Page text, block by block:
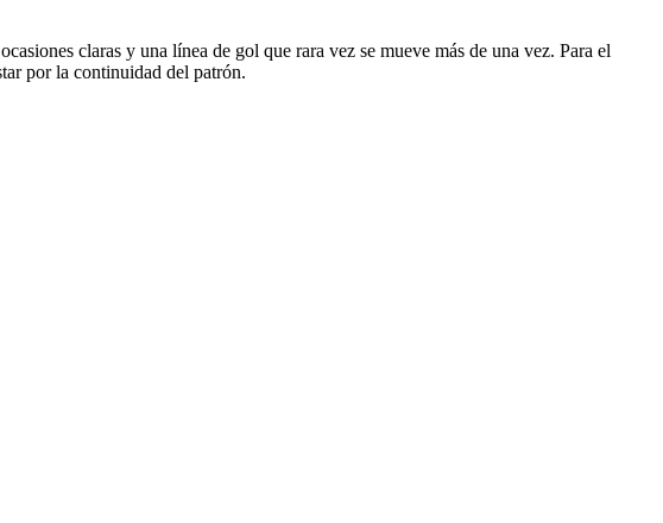
claras y una línea de gol que rara vez se mueve más de una vez. Para el
por la continuidad del patrón.